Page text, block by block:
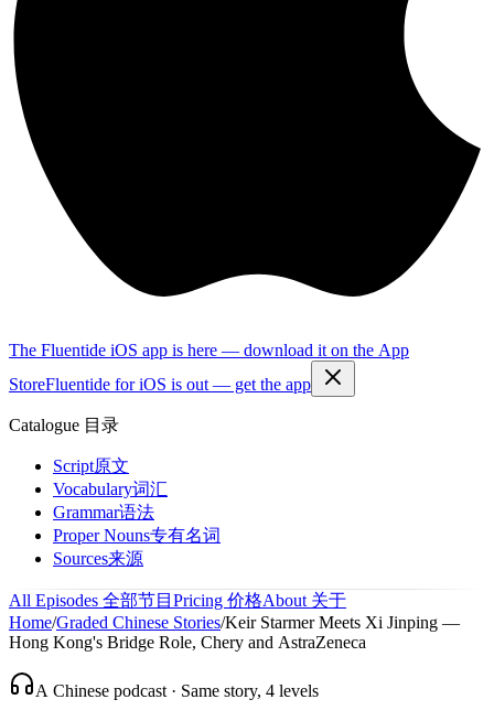
The Fluentide iOS app is here — download it on the App
StoreFluentide for iOS is out — get the app
Catalogue 目录
Script原文
Vocabulary词汇
Grammar语法
Proper Nouns专有名词
Sources来源
All Episodes 全部节目 Pricing 价格About 关于
Home/Graded Chinese Stories/Keir Starmer Meets Xi Jinping —
Hong Kong's Bridge Role, Chery and AstraZeneca
A Chinese podcast · Same story, 4 levels